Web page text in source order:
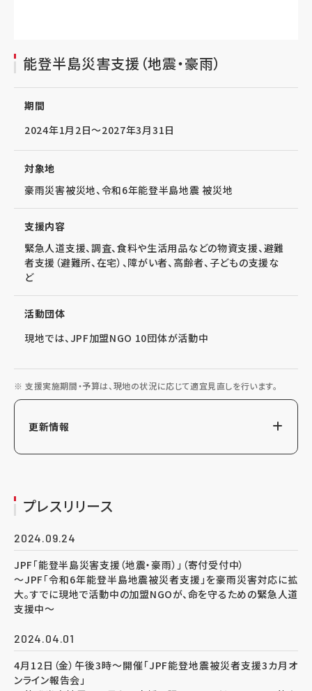
能登半島災害支援（地震・豪雨）
期間
2024年1月2日～2027年3月31日
対象地
豪雨災害被災地、令和6年能登半島地震 被災地
支援内容
緊急人道支援、調査、食料や生活用品などの物資支援、避難
者支援（避難所、在宅）、障がい者、高齢者、子どもの支援な
ど
活動団体
現地では、JPF加盟NGO 10団体が活動中
支援実施期間・予算は、現地の状況に応じて適宜見直しを行います。
更新情報
プレスリリース
2024.09.24
JPF「能登半島災害支援（地震・豪雨）」（寄付受付中）
～JPF「令和6年能登半島地震被災者支援」を豪雨災害対応に拡
大。すでに現地で活動中の加盟NGOが、命を守るための緊急人道
支援中～
2024.04.01
4月12日（金）午後3時～開催「JPF能登地震被災者支援3カ月オ
ンライン報告会」